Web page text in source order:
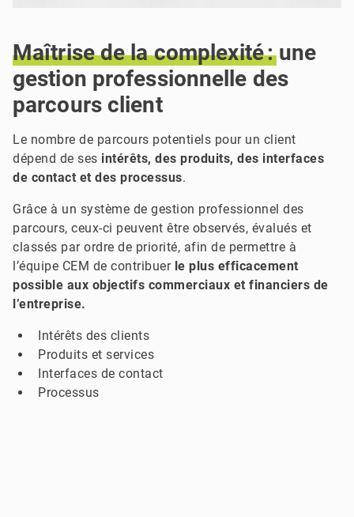
Maîtrise de la complexité : une
gestion professionnelle des
parcours client
Le nombre de parcours potentiels pour un client
dépend de ses intérêts, des produits, des interfaces
de contact et des processus.
Grâce à un système de gestion professionnel des
parcours, ceux-ci peuvent être observés, évalués et
classés par ordre de priorité, afin de permettre à
l’équipe CEM de contribuer le plus efficacement
possible aux objectifs commerciaux et financiers de
l’entreprise.
Intérêts des clients
Produits et services
Interfaces de contact
Processus